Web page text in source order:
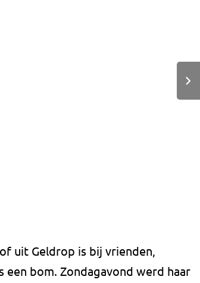
uit Geldrop is bij vrienden,
een bom. Zondagavond werd haar